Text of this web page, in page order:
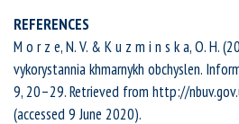
REFERENCES
M o r z e, N. V. & K u z m i n s k a, O. H.
vykorystannia khmarnykh obchyslen.
9, 20–29. Retrieved from http://
(accessed 9 June 2020).